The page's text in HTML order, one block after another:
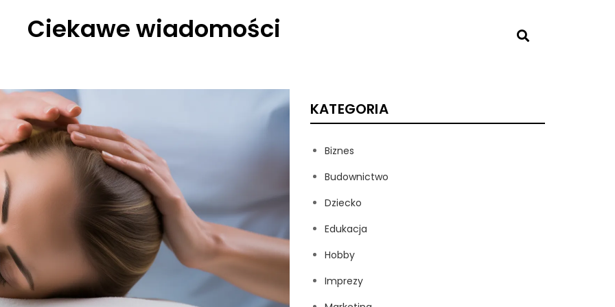
Ciekawe wiadomości
KATEGORIA
Biznes
Budownictwo
Dziecko
Edukacja
Hobby
Imprezy